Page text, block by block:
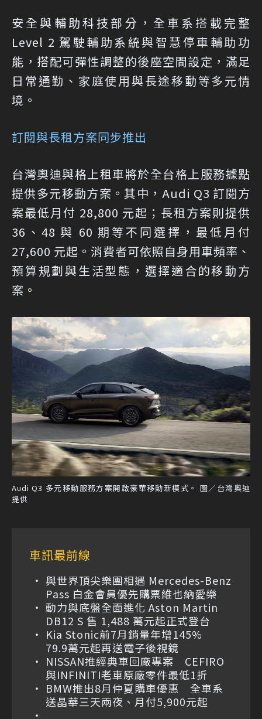
安全與輔助科技部分，全車系搭載完整
Level 2 駕駛輔助系統與智慧停車輔助功
能，搭配可彈性調整的後座空間設定，滿足
日常通勤、家庭使用與長途移動等多元情
境。
訂閱與長租方案同步推出
台灣奧迪與格上租車將於全台格上服務據點
提供多元移動方案。其中，Audi Q3 訂閱方
案最低月付 28,800 元起；長租方案則提供
36、48 與 60 期等不同選擇，最低月付
27,600 元起。消費者可依照自身用車頻率、
預算規劃與生活型態，選擇適合的移動方
案。
Audi Q3 多元移動服務方案開啟豪華移動新模式。 圖／台灣奧迪
提供
車訊最前線
與世界頂尖樂團相遇 Mercedes-Benz
Pass 白金會員優先購票維也納愛樂
動力與底盤全面進化 Aston Martin
DB12 S 售 1,488 萬元起正式登台
Kia Stonic前7月銷量年增145%
79.9萬元起再送電子後視鏡
NISSAN推經典車回廠專案 CEFIRO
與INFINITI老車原廠零件最低1折
BMW推出8月仲夏購車優惠 全車系
送晶華三天兩夜、月付5,900元起